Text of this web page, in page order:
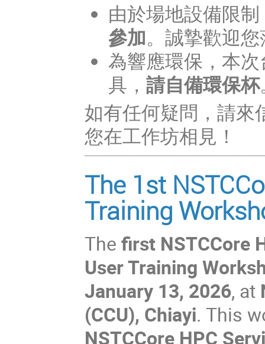
由於場地設備限
參加。誠摯歡迎
為響應環保，本
具，請自備環保杯
如有任何疑問，請來
您在工作坊相見！
The 1st
Training
Thefirst NSTCCore
User Training
January 13, 2026, at
(CCU), Chiayi. This
NSTCCore HPC